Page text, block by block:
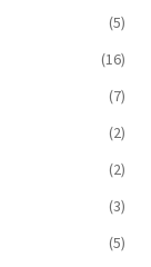
(5)
(16)
(7)
(2)
(2)
(3)
(5)